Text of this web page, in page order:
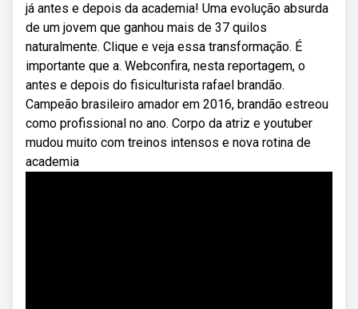
já antes e depois da academia! Uma evolução absurda
de um jovem que ganhou mais de 37 quilos
naturalmente. Clique e veja essa transformação. É
importante que a. Webconfira, nesta reportagem, o
antes e depois do fisiculturista rafael brandão.
Campeão brasileiro amador em 2016, brandão estreou
como profissional no ano. Corpo da atriz e youtuber
mudou muito com treinos intensos e nova rotina de
academia